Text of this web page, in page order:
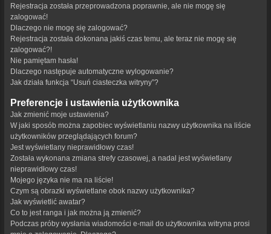
Rejestracja została przeprowadzona poprawnie, ale nie mogę się
zalogować!
Dlaczego nie mogę się zalogować?
Rejestracja została dokonana jakiś czas temu, ale teraz nie mogę się
zalogować?!
Nie pamiętam hasła!
Dlaczego następuje automatyczne wylogowanie?
Jak działa funkcja “Usuń ciasteczka witryny”?
Preferencje i ustawienia użytkownika
Jak zmienić moje ustawienia?
W jaki sposób można zapobiec wyświetlaniu nazwy użytkownika na liście
użytkowników przeglądających forum?
Jest wyświetlany nieprawidłowy czas!
Została wykonana zmiana strefy czasowej, a nadal jest wyświetlany
nieprawidłowy czas!
Mojego języka nie ma na liście!
Czym są obrazki wyświetlane obok nazwy użytkownika?
Jak wyświetlić awatar?
Co to jest ranga i jak można ją zmienić?
Podczas próby wysłania wiadomości e-mail do użytkownika witryna prosi